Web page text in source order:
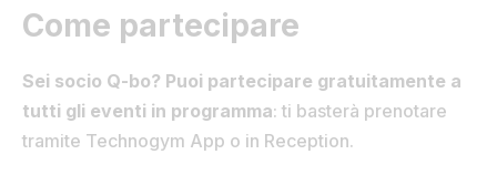
Come partecipare
Sei socio Q-bo? Puoi partecipare gratuitamente a
tutti gli eventi in programma: ti basterà prenotare
tramite Technogym App o in Reception.